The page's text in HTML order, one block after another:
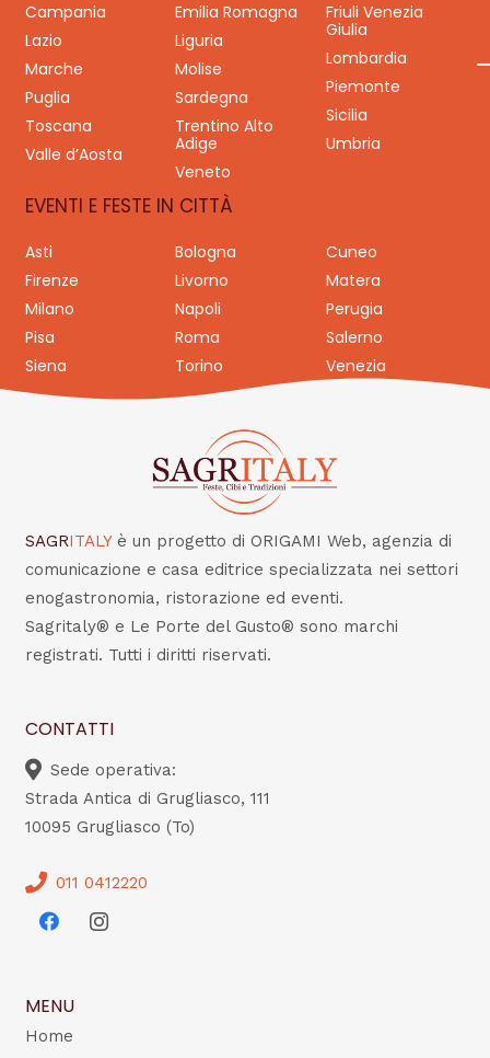
Campania
Emilia Romagna
Friuli Venezia
Giulia
Lazio
Liguria
Lombardia
Marche
Molise
Piemonte
Puglia
Sardegna
Sicilia
Toscana
Trentino Alto
Adige
Umbria
Valle d’Aosta
Veneto
EVENTI E FESTE IN CITTÀ
Asti Bologna
Cuneo
Firenze
Livorno
Matera
Milano
Napoli
Perugia
Pisa
Roma
Salerno
Siena
Torino Venezia
SAGRITALY è un progetto di ORIGAMI Web, agenzia di
comunicazione e casa editrice specializzata nei settori
enogastronomia, ristorazione ed eventi.
Sagritaly® e Le Porte del Gusto® sono marchi
registrati. Tutti i diritti riservati.
CONTATTI
Sede operativa:
Strada Antica di Grugliasco, 111
10095 Grugliasco (To)
011 0412220
MENU
Home